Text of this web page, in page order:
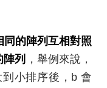
同的陣列互相對照
列
，舉例來說，
小排序後，b 會